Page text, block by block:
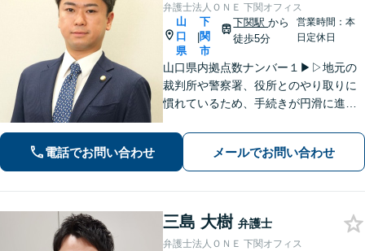
弁護士法人ＯＮＥ 下関オフィス
山
口
県
|
下
関
市
下関駅から
徒歩5分
営業時間：本
日定休日
山口県内拠点数ナンバー１▶︎▷地元の
裁判所や警察署、役所とのやり取りに
慣れているため、手続きが円滑に進み
ことで、仕事帰りや急な事態でも相談
に行きやすくなります。法律トラブル
は「地域密着」の当事務所にご相談く
ださい。
電話でお問い合わせ メールでお問い合わせ
三島 大樹 弁護士
弁護士法人ＯＮＥ 下関オフィス